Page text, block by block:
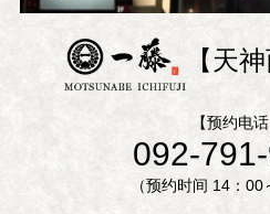
【天
【预约电话
092-
（预约时间 14：00